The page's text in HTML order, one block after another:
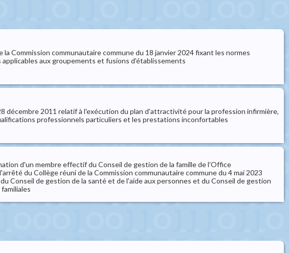
Commission communautaire commune du 18 janvier 2024 fixant les normes
aux groupements et fusions d'établissements
décembre 2011 relatif à l'exécution du plan d'attractivité pour la profession infirmière,
professionnels particuliers et les prestations inconfortables
d'un membre effectif du Conseil de gestion de la famille de l'Office
du Collège réuni de la Commission communautaire commune du 4 mai 2023
Conseil de gestion de la santé et de l'aide aux personnes et du Conseil de gestion